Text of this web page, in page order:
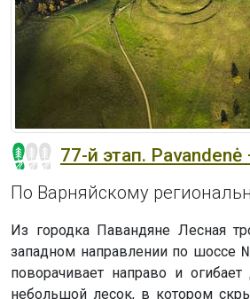
77-й этап. Pavandenė
По Варняйскому
Из городка Павандяне Лесная
западном направлении по шоссе
поворачивает направо и
небольшой лесок, в котором